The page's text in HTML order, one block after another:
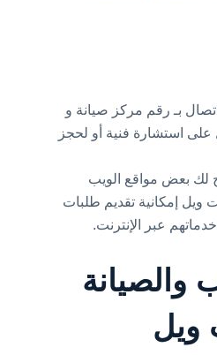
بـ رقم مركز صيانة و
استشارة فنية أو لحجز
لك بعض مواقع الويب
ويل إمكانية تقديم طلبات
عبر الإنترنت.
والصيانة
ويل